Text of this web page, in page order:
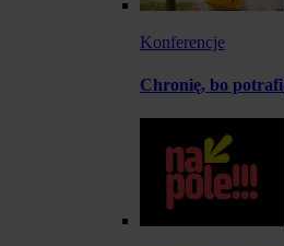
Konferencje
Chronię, bo